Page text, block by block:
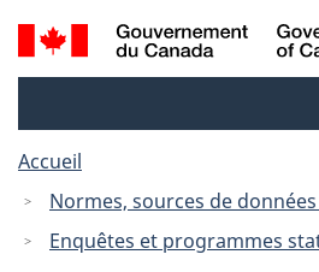
au
à
Recherche
et
Accueil
Normes, sources de
Enquêtes et programmes